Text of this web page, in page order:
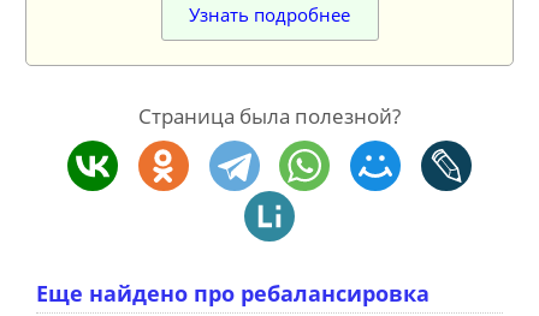
Узнать подробнее
Страница была полезной?
Еще найдено про ребалансировка